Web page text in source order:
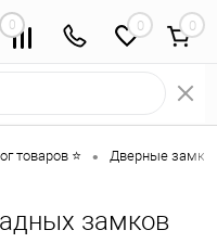
0 0
товаров ⭐ • Дверные замки
замков